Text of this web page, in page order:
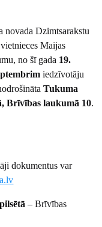
novada Dzimtsarakstu
Maijas
no šī gada 19.
iedzīvotāju
Tukuma
Brīvības laukumā 10.
dokumentus var
– Brīvības